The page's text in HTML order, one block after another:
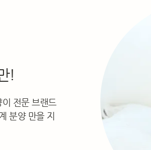
!
전문 브랜드
분양 만을 지